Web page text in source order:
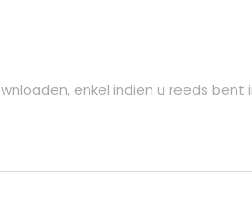
enkel indien u reeds bent